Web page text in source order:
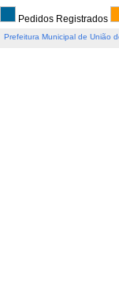
Pedidos Registrados
Prefeitura Municipal de União